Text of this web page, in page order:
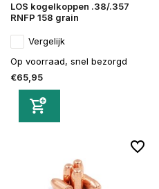
LOS kogelkoppen .38/.357
RNFP 158 grain
Vergelijk
Op voorraad, snel bezorgd
€65,95